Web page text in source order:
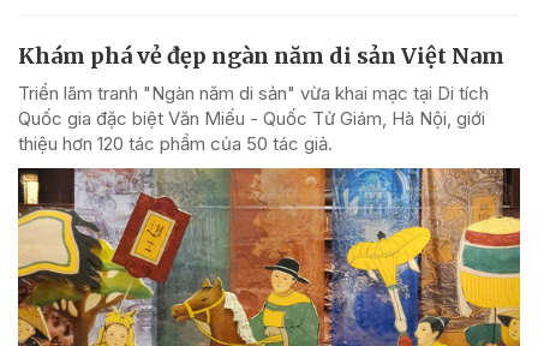
Khám phá vẻ đẹp ngàn năm di sản Việt Nam
Triển lãm tranh "Ngàn năm di sản" vừa khai mạc tại Di tích
Quốc gia đặc biệt Văn Miếu - Quốc Tử Giám, Hà Nội, giới
thiệu hơn 120 tác phẩm của 50 tác giả.